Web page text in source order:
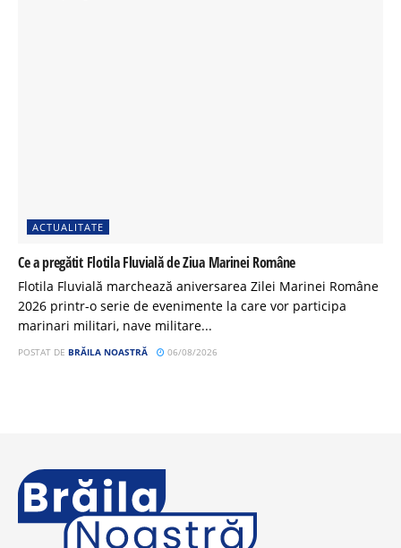
ACTUALITATE
Ce a pregătit Flotila Fluvială de Ziua Marinei Române
Flotila Fluvială marchează aniversarea Zilei Marinei Române
2026 printr-o serie de evenimente la care vor participa
marinari militari, nave militare...
POSTAT DE BRĂILA NOASTRĂ 06/08/2026